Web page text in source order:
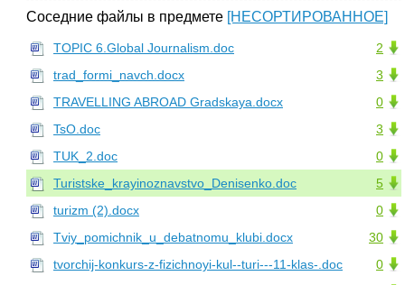
Соседние файлы в предмете [НЕСОРТИРОВАННОЕ]
2
TOPIC 6.Global Journalism.doc
3
trad_formi_navch.docx
0
TRAVELLING ABROAD Gradskaya.docx
3
TsO.doc
0
TUK_2.doc
5
Turistske_krayinoznavstvo_Denisenko.doc
0
turizm (2).docx
30
Tviy_pomichnik_u_debatnomu_klubi.docx
0
tvorchij-konkurs-z-fizichnoyi-kul--turi---11-klas-.doc